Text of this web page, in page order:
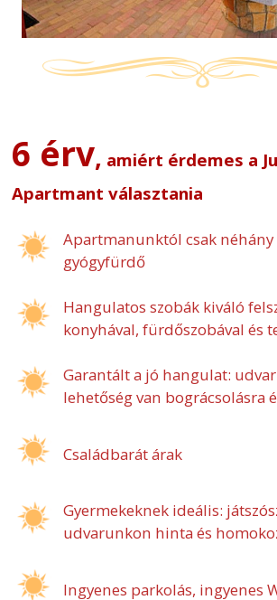
6 érv, amiért érdemes a
Apartmant választania
Apartmanunktól csak néhány
gyógyfürdő
Hangulatos szobák kiváló
konyhával, fürdőszobával és
Garantált a jó hangulat:
lehetőség van bográcsolásra
Családbarát árak
Gyermekeknek ideális:
udvarunkon hinta és
Ingyenes parkolás, ingyenes